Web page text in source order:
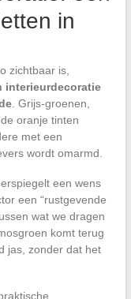
in
zichtbaar is,
interieurdecoratie
. Grijs-groenen,
oranje tinten
met een
wordt omarmd.
een wens
een “rustgevende
wat we dragen
komt terug
jas, zonder dat het